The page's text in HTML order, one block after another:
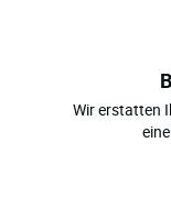
Wir erstatten